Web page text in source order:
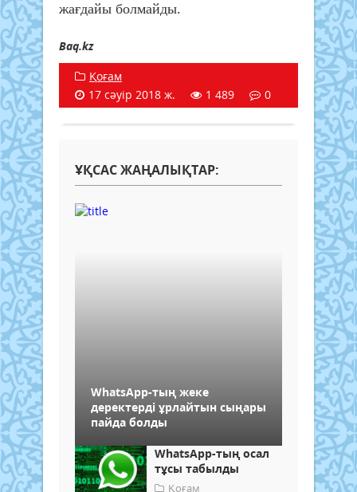
жағдайы болмайды.
Baq.kz
Қоғам
17 сәуір 2018 ж.
1 489 0
ҰҚСАС ЖАҢАЛЫҚТАР:
WhatsApp-тың жеке
деректерді ұрлайтын сыңары
пайда болды
WhatsApp-тың осал
тұсы табылды
Қоғам